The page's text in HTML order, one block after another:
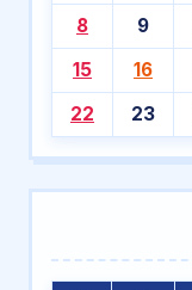
8
9
15
16
22
23